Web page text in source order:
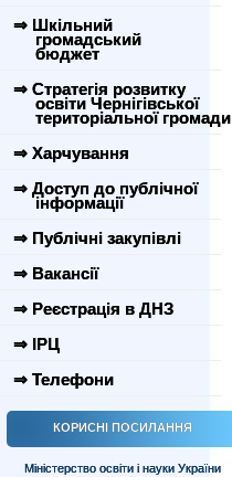
⇒ Шкільний
громадський
бюджет
⇒ Стратегія розвитку
освіти Чернігівської
територіальної громади
⇒ Харчування
⇒ Доступ до публічної
інформації
⇒ Публічні закупівлі
⇒ Вакансії
⇒ Реєстрація в ДНЗ
⇒ ІРЦ
⇒ Телефони
КОРИСНІ ПОСИЛАННЯ
Міністерство освіти і науки України